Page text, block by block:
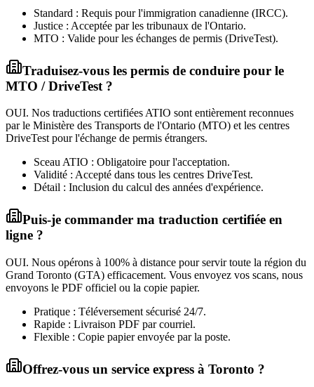
Standard : Requis pour l'immigration canadienne (IRCC).
Justice : Acceptée par les tribunaux de l'Ontario.
MTO : Valide pour les échanges de permis (DriveTest).
Traduisez-vous les permis de conduire pour le
MTO / DriveTest ?
OUI. Nos traductions certifiées ATIO sont entièrement reconnues
par le Ministère des Transports de l'Ontario (MTO) et les centres
DriveTest pour l'échange de permis étrangers.
Sceau ATIO : Obligatoire pour l'acceptation.
Validité : Accepté dans tous les centres DriveTest.
Détail : Inclusion du calcul des années d'expérience.
Puis-je commander ma traduction certifiée en
ligne ?
OUI. Nous opérons à 100% à distance pour servir toute la région du
Grand Toronto (GTA) efficacement. Vous envoyez vos scans, nous
envoyons le PDF officiel ou la copie papier.
Pratique : Téléversement sécurisé 24/7.
Rapide : Livraison PDF par courriel.
Flexible : Copie papier envoyée par la poste.
Offrez-vous un service express à Toronto ?